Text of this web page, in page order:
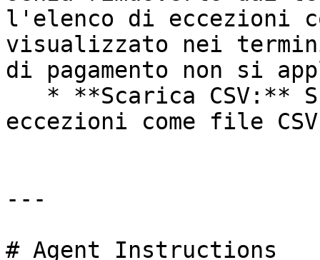
l'elenco di eccezioni
visualizzato nei
di pagamento non si
eccezioni come file
---
# Agent Instructions